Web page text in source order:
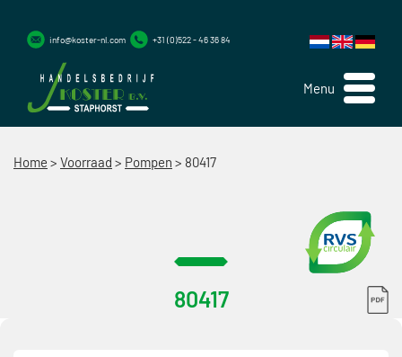
Menu
info@koster-nl.com +31 (0)522 - 46 36 84
Home > Voorraad > Pompen > 80417
80417